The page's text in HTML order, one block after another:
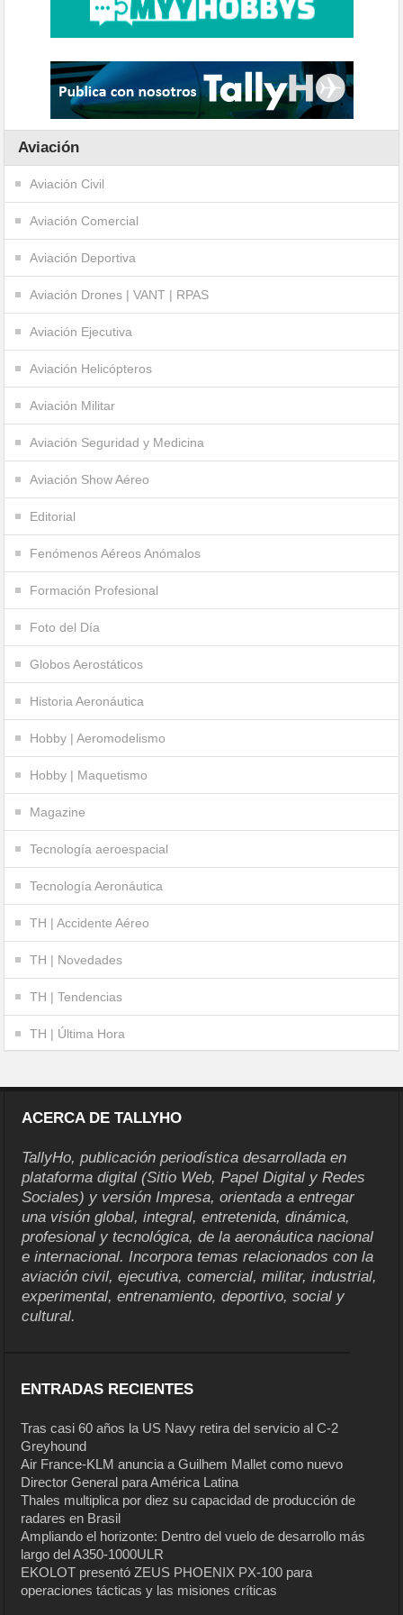
Aviación
Aviación Civil
Aviación Comercial
Aviación Deportiva
Aviación Drones | VANT | RPAS
Aviación Ejecutiva
Aviación Helicópteros
Aviación Militar
Aviación Seguridad y Medicina
Aviación Show Aéreo
Editorial
Fenómenos Aéreos Anómalos
Formación Profesional
Foto del Día
Globos Aerostáticos
Historia Aeronáutica
Hobby | Aeromodelismo
Hobby | Maquetismo
Magazine
Tecnología aeroespacial
Tecnología Aeronáutica
TH | Accidente Aéreo
TH | Novedades
TH | Tendencias
TH | Última Hora
ACERCA DE TALLYHO
TallyHo, publicación periodística desarrollada en
plataforma digital (Sitio Web, Papel Digital y Redes
Sociales) y versión Impresa, orientada a entregar
una visión global, integral, entretenida, dinámica,
profesional y tecnológica, de la aeronáutica nacional
e internacional. Incorpora temas relacionados con la
aviación civil, ejecutiva, comercial, militar, industrial,
experimental, entrenamiento, deportivo, social y
cultural.
ENTRADAS RECIENTES
Tras casi 60 años la US Navy retira del servicio al C-2
Greyhound
Air France-KLM anuncia a Guilhem Mallet como nuevo
Director General para América Latina
Thales multiplica por diez su capacidad de producción de
radares en Brasil
Ampliando el horizonte: Dentro del vuelo de desarrollo más
largo del A350-1000ULR
EKOLOT presentó ZEUS PHOENIX PX-100 para
operaciones tácticas y las misiones críticas